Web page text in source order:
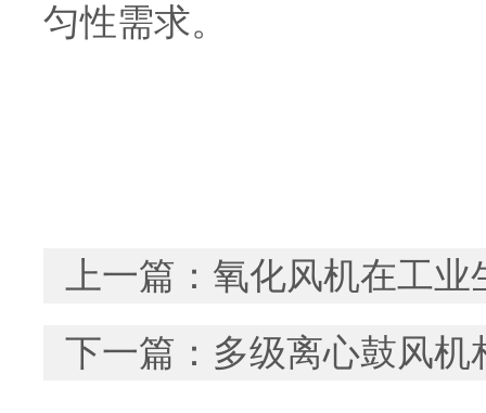
匀性需求。
上一篇： 氧化风机在工业
下一篇： 多级离心鼓风机